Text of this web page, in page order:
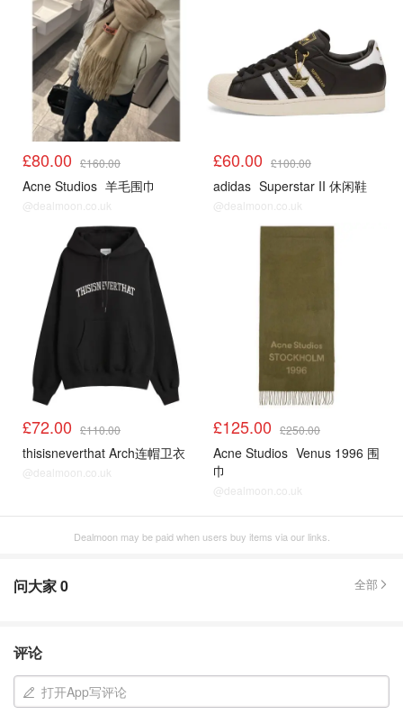
£80.00 £160.00
Acne Studios 羊毛围巾
@dealmoon.co.uk
£60.00 £100.00
adidas Superstar II 休闲鞋
@dealmoon.co.uk
£72.00 £110.00
thisisneverthat Arch连帽卫衣
@dealmoon.co.uk
£125.00 £250.00
Acne Studios Venus 1996 围
巾
@dealmoon.co.uk
Dealmoon may be paid when users buy items via our links.
问大家0 全部
评论
打开App写评论